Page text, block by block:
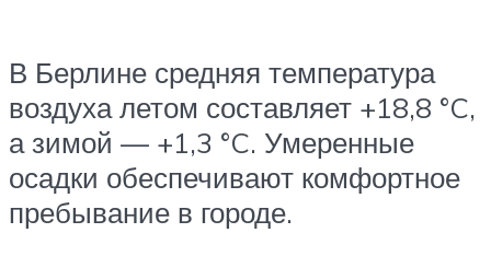
В Берлине средняя температура
воздуха летом составляет +18,8 °C,
а зимой — +1,3 °C. Умеренные
осадки обеспечивают комфортное
пребывание в городе.